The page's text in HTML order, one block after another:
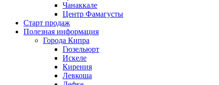
Чанаккале
Центр Фамагусты
Старт продаж
Полезная информация
Города Кипра
Гюзельюрт
Искеле
Кирения
Левкоша